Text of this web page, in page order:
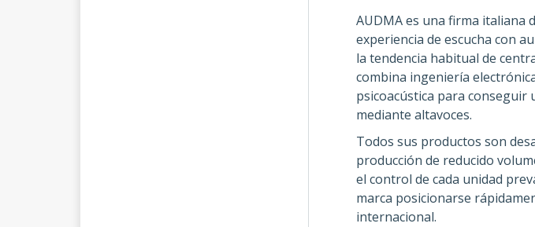
AUDMA es una firma italiana
experiencia de escucha con
la tendencia habitual de
combina ingeniería
psicoacústica para conseguir
mediante altavoces.
Todos sus productos son
producción de reducido
el control de cada unidad
marca posicionarse
internacional.